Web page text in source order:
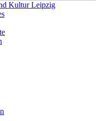
Kultur Leipzig